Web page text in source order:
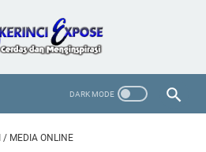
/ MEDIA ONLINE